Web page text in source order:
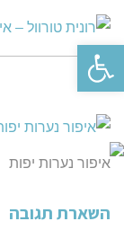
איפור נערות יפות
השארת תגובה
פתח סרגל נגישות